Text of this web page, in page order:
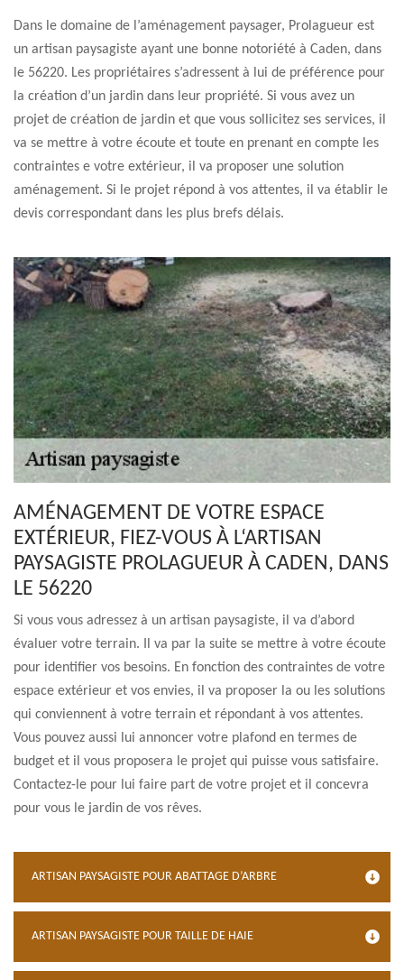
Dans le domaine de l’aménagement paysager, Prolagueur est
un artisan paysagiste ayant une bonne notoriété à Caden, dans
le 56220. Les propriétaires s’adressent à lui de préférence pour
la création d’un jardin dans leur propriété. Si vous avez un
projet de création de jardin et que vous sollicitez ses services, il
va se mettre à votre écoute et toute en prenant en compte les
contraintes e votre extérieur, il va proposer une solution
aménagement. Si le projet répond à vos attentes, il va établir le
devis correspondant dans les plus brefs délais.
AMÉNAGEMENT DE VOTRE ESPACE
EXTÉRIEUR, FIEZ-VOUS À L‘ARTISAN
PAYSAGISTE PROLAGUEUR À CADEN, DANS
LE 56220
Si vous vous adressez à un artisan paysagiste, il va d’abord
évaluer votre terrain. Il va par la suite se mettre à votre écoute
pour identifier vos besoins. En fonction des contraintes de votre
espace extérieur et vos envies, il va proposer la ou les solutions
qui conviennent à votre terrain et répondant à vos attentes.
Vous pouvez aussi lui annoncer votre plafond en termes de
budget et il vous proposera le projet qui puisse vous satisfaire.
Contactez-le pour lui faire part de votre projet et il concevra
pour vous le jardin de vos rêves.
ARTISAN PAYSAGISTE POUR ABATTAGE D’ARBRE
ARTISAN PAYSAGISTE POUR TAILLE DE HAIE